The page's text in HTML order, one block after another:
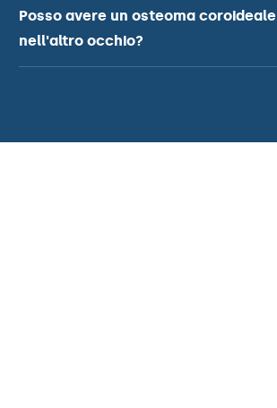
Posso avere un osteoma coroideale
nell'altro occhio?